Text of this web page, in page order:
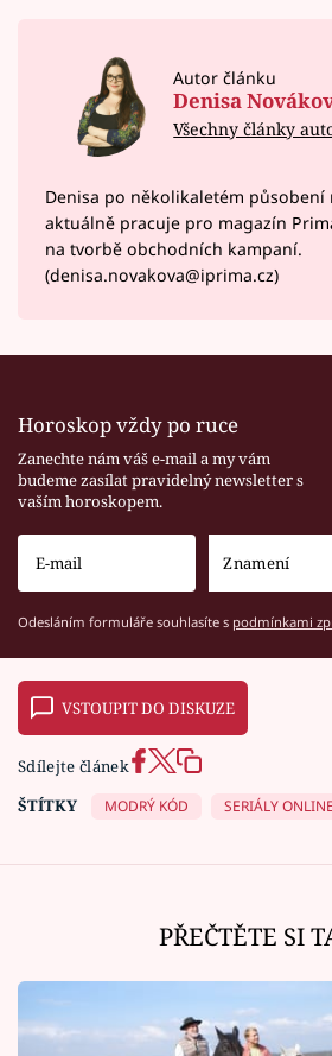
Autor článku
Denisa
Všechny články
Denisa po několikaletém působení
aktuálně pracuje pro magazín
na tvorbě obchodních kampaní.
(denisa.novakova@iprima.cz)
Horoskop vždy po ruce
Zanechte nám váš e-mail a my vám
budeme zasílat pravidelný newsletter s
vaším horoskopem.
Odesláním formuláře souhlasíte s podmínkami
VSTOUPIT DO DISKUZE
Sdílejte článek
ŠTÍTKY
MODRÝ KÓD SERIÁLY ONLINE
PŘEČTĚTE SI